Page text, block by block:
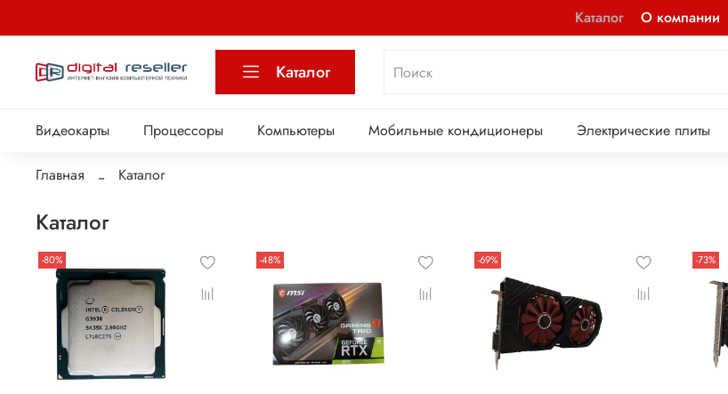
Каталог О компании
Каталог
Видеокарты Процессоры Компьютеры Мобильные кондиционеры Электрические плиты
Главная Каталог
Каталог
-80% -48% -69% -73%